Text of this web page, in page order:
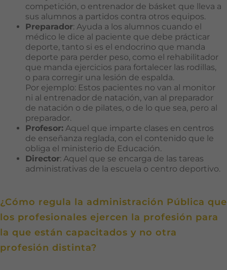
competición, o entrenador de básket que lleva a
sus alumnos a partidos contra otros equipos.
Preparador: Ayuda a los alumnos cuando el
médico le dice al paciente que debe prácticar
deporte, tanto si es el endocrino que manda
deporte para perder peso, como el rehabilitador
que manda ejercicios para fortalecer las rodillas,
o para corregir una lesión de espalda.
Por ejemplo: Estos pacientes no van al monitor
ni al entrenador de natación, van al preparador
de natación o de pilates, o de lo que sea, pero al
preparador.
Profesor: Aquel que imparte clases en centros
de enseñanza reglada, con el contenido que le
obliga el ministerio de Educación.
Director: Aquel que se encarga de las tareas
administrativas de la escuela o centro deportivo.
¿Cómo regula la administración Pública que
los profesionales ejercen la profesión para
la que están capacitados y no otra
profesión distinta?